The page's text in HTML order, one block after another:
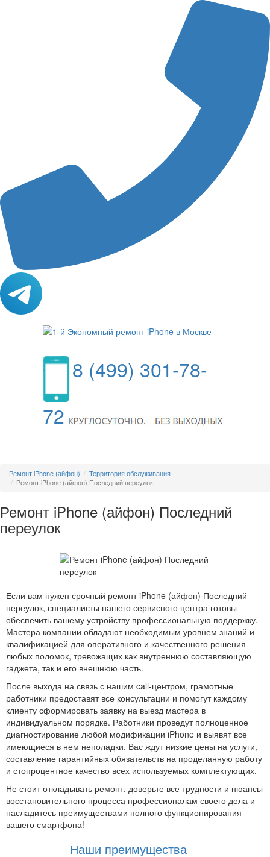
8 (499) 301-78-
72
Ремонт iPhone (айфон)
Территория обслуживания
Ремонт iPhone (айфон) Последний переулок
Ремонт iPhone (айфон) Последний
переулок
Если вам нужен срочный ремонт iPhone (айфон) Последний
переулок, специалисты нашего сервисного центра готовы
обеспечить вашему устройству профессиональную поддержку.
Мастера компании обладают необходимым уровнем знаний и
квалификацией для оперативного и качественного решения
любых поломок, тревожащих как внутреннюю составляющую
гаджета, так и его внешнюю часть.
После выхода на связь с нашим call-центром, грамотные
работники предоставят все консультации и помогут каждому
клиенту сформировать заявку на выезд мастера в
индивидуальном порядке. Работники проведут полноценное
диагностирование любой модификации iPhone и выявят все
имеющиеся в нем неполадки. Вас ждут низкие цены на услуги,
составление гарантийных обязательств на проделанную работу
и стопроцентное качество всех используемых комплектующих.
Не стоит откладывать ремонт, доверьте все трудности и нюансы
восстановительного процесса профессионалам своего дела и
насладитесь преимуществами полного функционирования
вашего смартфона!
Наши преимущества